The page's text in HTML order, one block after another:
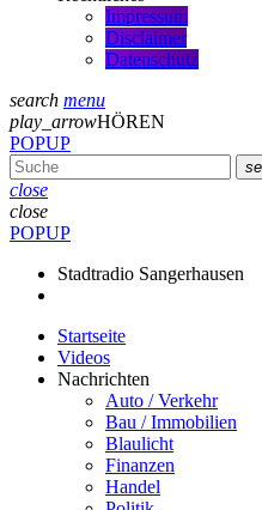
Impressum
Disclaimer
Datenschutz
search menu
play_arrowHÖREN
POPUP
close
close
POPUP
Stadtradio Sangerhausen
Startseite
Videos
Nachrichten
Auto / Verkehr
Bau / Immobilien
Blaulicht
Finanzen
Handel